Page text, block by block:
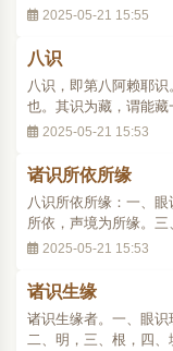
行。复指所生之法，
中，生一切有漏无漏
2025-05-21 15:55
八识
八识，即第八阿赖耶
也。其识为藏，谓能
藏，以含藏一切诸法
译之曰无没，无没为不
2025-05-21 15:53
诸识所依所缘
八识所依所缘：一、
所依，声境为所缘。
根为所依，味境为所
那缘种子根身器界。..
2025-05-21 15:53
诸识生缘
诸识生缘者。一、眼识
二、明，三、根，四